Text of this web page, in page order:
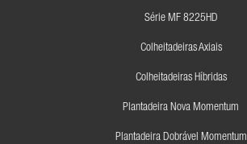
Série MF 8225HD
Colheitadeiras Axiais
Colheitadeiras Híbridas
Plantadeira Nova Momentum
Plantadeira Dobrável Momentum